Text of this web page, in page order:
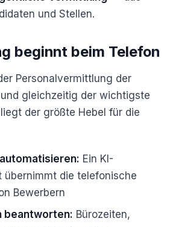
und Stellen.
beginnt beim Telefon
Personalvermittlung der
gleichzeitig der wichtigste
der größte Hebel für die
Ein KI-
übernimmt die telefonische
Bewerbern
beantworten: Bürozeiten,